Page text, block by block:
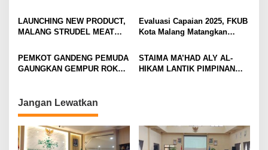
g
a
t
i
n
SPPG
LAUNCHING NEW PRODUCT,
MALANG STRUDEL MEAT
Evaluasi Capaian 2025, FKUB
Kota Malang Matangkan
PEMKOT GANDENG PEMUDA
GAUNGKAN GEMPUR ROKOK
STAIMA MA’HAD ALY AL-
HIKAM LANTIK PIMPINAN
Jangan Lewatkan